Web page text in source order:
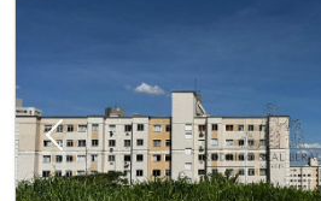
Previous